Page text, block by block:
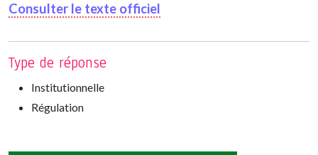
Consulter le texte officiel
Type de réponse
Institutionnelle
Régulation